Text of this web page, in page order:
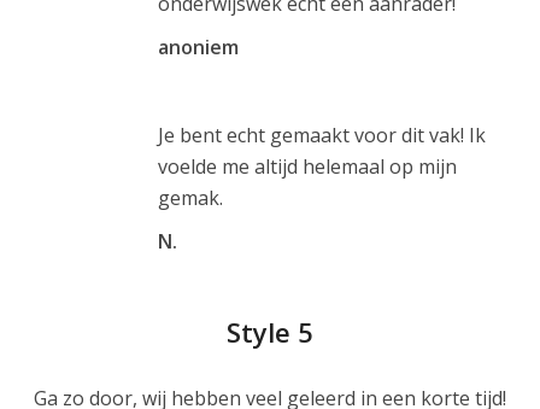
anoniem
Je bent echt gemaakt voor dit vak! Ik
voelde me altijd helemaal op mijn
gemak.
N.
Style 5
Ga zo door, wij hebben veel geleerd in een korte tijd!